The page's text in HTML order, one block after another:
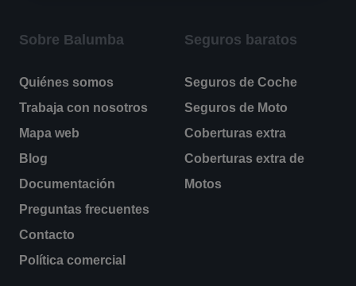
Sobre Balumba
Quiénes somos
Trabaja con nosotros
Mapa web
Blog
Documentación
Preguntas frecuentes
Contacto
Política comercial
Seguros baratos
Seguros de Coche
Seguros de Moto
Coberturas extra
Coberturas extra de
Motos